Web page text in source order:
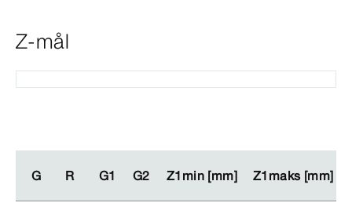
Z-mål
G R G1 G2 Z1min [mm] Z1maks [mm]
G R G1 G2 Z1min [mm] Z1maks [mm]